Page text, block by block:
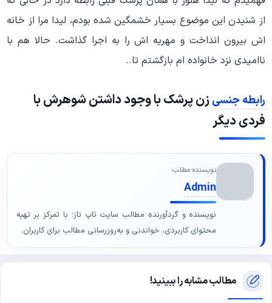
از شنیدن این موضوع بسیار خشمگین شده بودم، لیدا مرا از خانه
اش بیرون انداخت و مهریه اش را به اجرا گذاشت. حالا هم با
ناامیدی نزد خانواده ام بازگشتم تا..
رابطه جنسیزن پرشک با وجود داشتن شوهرش با
فردی دیگر
نویسنده مطلب
Admin
نویسنده و گردآورنده مطالب سایت تاپ ناز؛ با تمرکز بر تهیه
محتوای کاربردی، خواندنی و به‌روزرسانی مطالب برای کاربران.
مطالب مشابه را ببینید!